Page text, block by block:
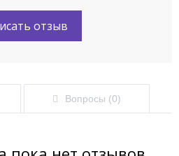
отзыв
Вопросы (0)